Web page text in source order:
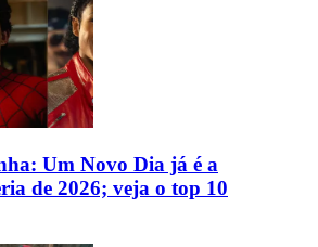
Um Novo Dia já é a
de 2026; veja o top 10